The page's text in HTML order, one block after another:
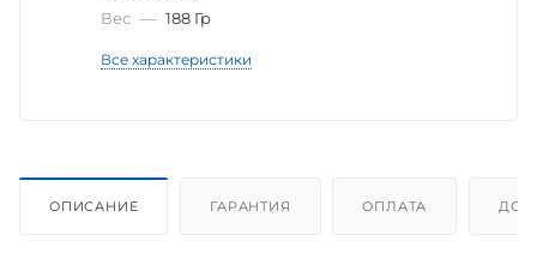
Вес — 188 Гр
Все характеристики
ОПИСАНИЕ ГАРАНТИЯ ОПЛАТА